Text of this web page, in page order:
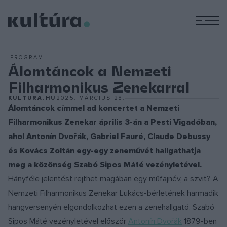
PROGRAM
Álomtáncok a Nemzeti
Filharmonikus Zenekarral
KULTURA.HU 2025. MÁRCIUS 28.
Álomtáncok címmel ad koncertet a Nemzeti
Filharmonikus Zenekar április 3-án a Pesti Vigadóban,
ahol Antonín Dvořák, Gabriel Fauré, Claude Debussy
és Kovács Zoltán egy-egy zeneművét hallgathatja
meg a közönség Szabó Sipos Máté vezényletével.
Hányféle jelentést rejthet magában egy műfajnév, a szvit? A
Nemzeti Filharmonikus Zenekar Lukács-bérletének harmadik
hangversenyén elgondolkozhat ezen a zenehallgató. Szabó
Sipos Máté vezényletével először Antonín Dvořák 1879-ben